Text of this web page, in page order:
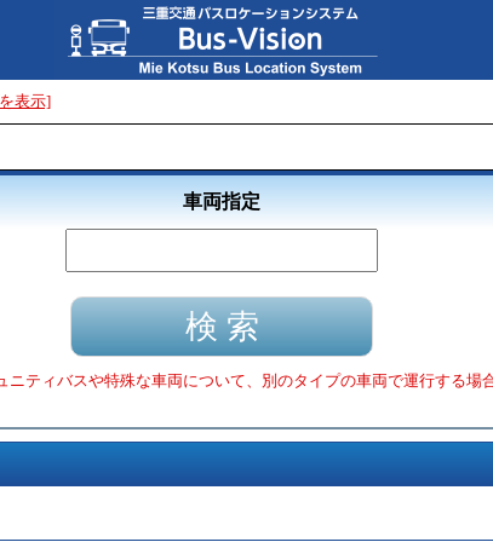
表示]
車両指定
ニティバスや特殊な車両について、別のタイプの車両で運行する場